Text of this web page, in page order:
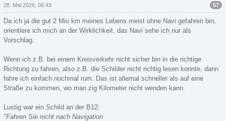
57
28. Mai 2026, 06:43
Da ich ja die gut 2 Mio km meines Lebens meist ohne Navi gefahren bin,
orientiere ich mich an der Wirklichkeit, das Navi sehe ich nur als
Vorschlag.
Wenn ich z.B. bei einem Kreisverkehr nicht sicher bin in die richtige
Richtung zu fahren, also z.B. die Schilder nicht richtig lesen konnte, dann
fahre ich einfach nochmal rum. Das ist allemal schneller als auf eine
Straße zu kommen, wo man zig Kilometer nicht wenden kann.
Lustig war ein Schild an der B12:
"Fahren Sie nicht nach Navigation